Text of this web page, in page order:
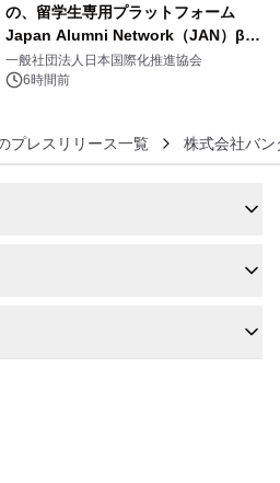
の、留学生専用プラットフォーム
Japan Alumni Network（JAN）β版
をリリース
一般社団法人日本国際化推進協会
6時間前
プレスリリース一覧 株式会社バ